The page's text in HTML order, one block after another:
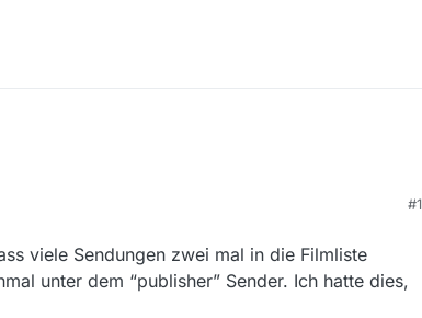
#1
viele Sendungen zwei mal in die Filmliste
unter dem “publisher” Sender. Ich hatte dies,